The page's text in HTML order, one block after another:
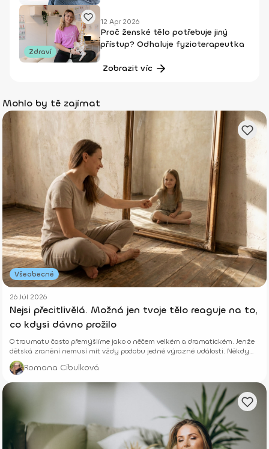
Zdraví
12 Apr 2026
Proč ženské tělo potřebuje jiný
přístup? Odhaluje fyzioterapeutka
Zobrazit víc
Mohlo by tě zajímat
Všeobecné
26 Júl 2026
Nejsi přecitlivělá. Možná jen tvoje tělo reaguje na to,
co kdysi dávno prožilo
O traumatu často přemýšlíme jako o něčem velkém a dramatickém. Jenže
dětská zranění nemusí mít vždy podobu jedné výrazné události. Někdy
vznikají potichu.
Romana Cibulková